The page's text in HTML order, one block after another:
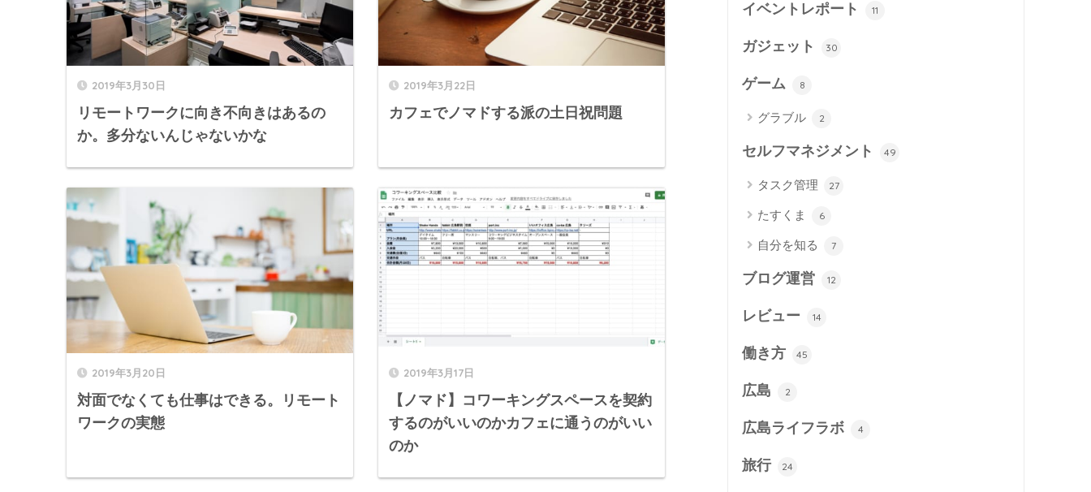
2019年3月30日
リモートワークに向き不向きはあるの
か。多分ないんじゃないかな
2019年3月22日
カフェでノマドする派の土日祝問題
2019年3月20日
対面でなくても仕事はできる。リモート
ワークの実態
2019年3月17日
【ノマド】コワーキングスペースを契約
するのがいいのかカフェに通うのがいい
のか
イベントレポート 11
ガジェット 30
ゲーム 8
グラブル 2
セルフマネジメント 49
タスク管理 27
たすくま 6
自分を知る 7
ブログ運営 12
レビュー 14
働き方 45
広島 2
広島ライフラボ 4
旅行 24